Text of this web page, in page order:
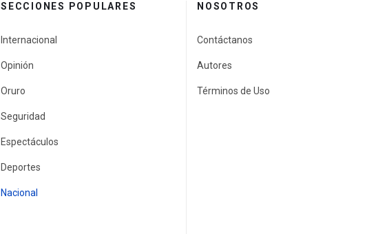
SECCIONES POPULARES
Internacional
Opinión
Oruro
Seguridad
Espectáculos
Deportes
Nacional
NOSOTROS
Contáctanos
Autores
Términos de Uso